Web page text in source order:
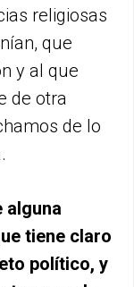
religiosas
que
y al que
de otra
de lo
alguna
tiene claro
político, y